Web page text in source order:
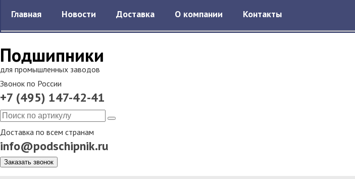
Подшипники
для промышленных заводов
Звонок по России
+7 (495) 147-42-41
Доставка по всем странам
info@podschipnik.ru
Заказать звонок
Главная Новости Доставка О компании Контакты